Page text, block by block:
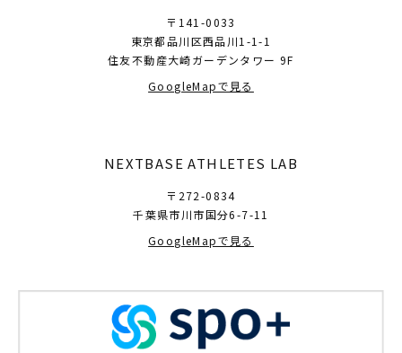
〒141-0033
東京都品川区西品川1-1-1
住友不動産大崎ガーデンタワー 9F
GoogleMapで見る
NEXTBASE ATHLETES LAB
〒272-0834
千葉県市川市国分6-7-11
GoogleMapで見る